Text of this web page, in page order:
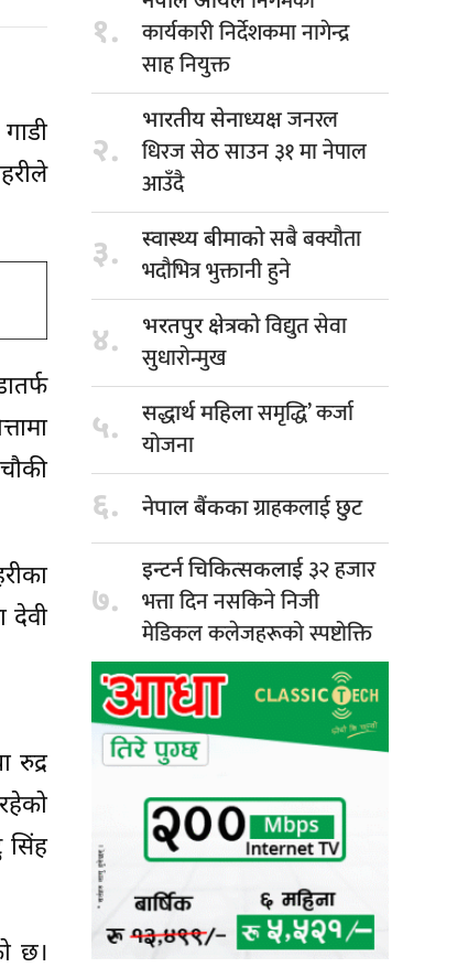
देवी
रुद्र
सिंह
छ।
१.
कार्यकारी निर्देशकमा नागेन्द्र
साह नियुक्त
२.
भारतीय सेनाध्यक्षजनरल
धिरज सेठ साउन ३१ मा नेपाल
आउँदै
३. स्वास्थ्य बीमाकोसबै बक्यौता
भदौभित्र भुक्तानी हुने
४. भरतपुर क्षेत्रकोविद्युत सेवा
सुधारोन्मुख
५. सद्धार्थ महिलासमृद्धि’ कर्जा
योजना
६. नेपाल बैंककाग्राहकलाई छुट
७.
इन्टर्न चिकित्सकलाई३२ हजार
भत्ता दिन नसकिने निजी
मेडिकल कलेजहरूको स्पष्टोक्ति